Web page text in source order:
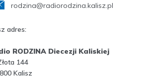
rodzina@radiorodzina.kalisz.pl
adres:
RODZINA Diecezji Kaliskiej
144
Kalisz